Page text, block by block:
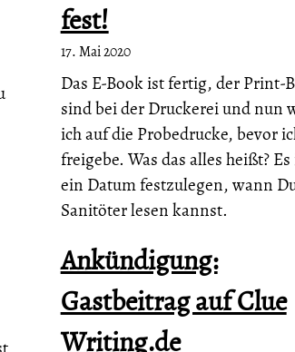
fest!
17. Mai 2020
Das E-Book ist fertig, der Print-
sind bei der Druckerei und nun
ich auf die Probedrucke, bevor
freigebe. Was das alles heißt?
ein Datum festzulegen, wann
Sanitöter lesen kannst.
Ankündigung:
Gastbeitrag auf Clue
Writing.de